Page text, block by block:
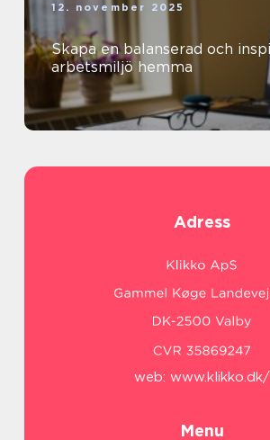
12. november 2025
Skapa en balanserad och
arbetsmiljö hemma
Adress
web: www.klikko.dk/
Menu